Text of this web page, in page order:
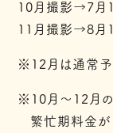
10月撮影→7月
11月撮影→8月
※12月は通常予
※10月〜12月
繁忙期料金が